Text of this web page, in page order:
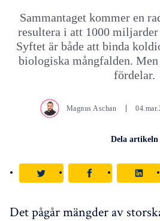
Sammantaget kommer en
resultera i att 1000 miljarder
Syftet är både att binda
biologiska mångfalden.
fördelar.
Magnus Aschan
Dela artikeln
Det pågår mängder av